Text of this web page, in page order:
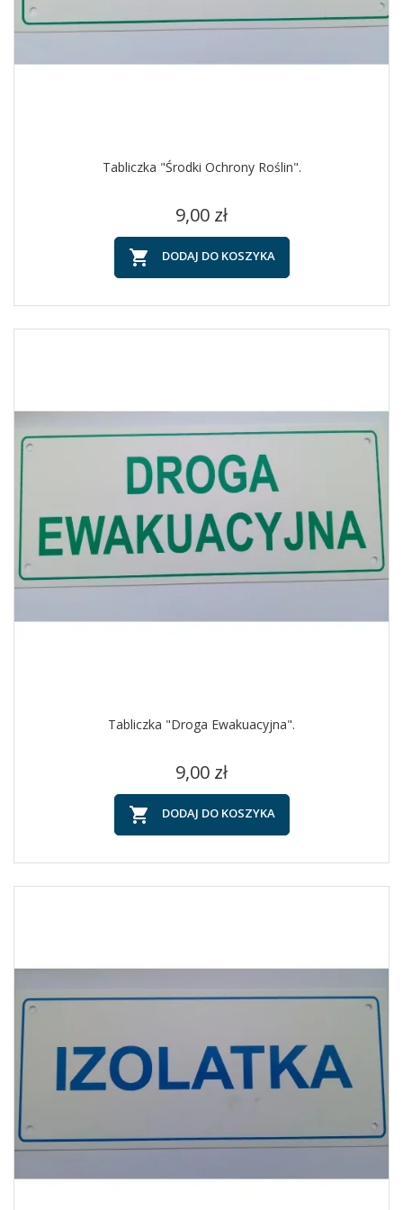
Tabliczka "Środki Ochrony Roślin".
Cena
9,00 zł
 DODAJ DO KOSZYKA
Tabliczka "Droga Ewakuacyjna".
Cena
9,00 zł
 DODAJ DO KOSZYKA